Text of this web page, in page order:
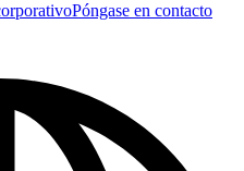
Póngase en contacto